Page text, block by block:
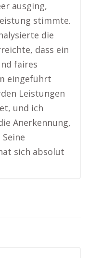
ausging,
stimmte.
die
dass ein
faires
eingeführt
Leistungen
und ich
Anerkennung,
sich absolut